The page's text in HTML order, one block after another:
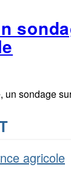
un sondage
agricole